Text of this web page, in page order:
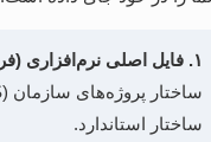
۱. فایل اصلی نرم‌افزاری (فرمت XER):
ساختار استاندارد.